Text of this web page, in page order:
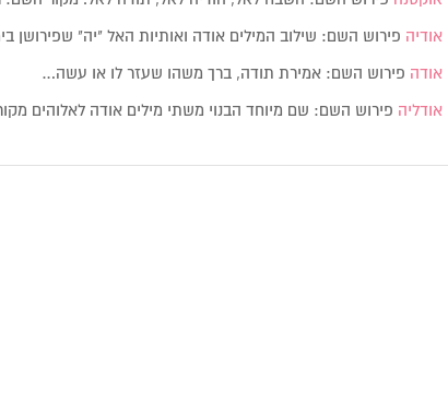
אודיה פירוש השם: שילוב המילים אודה ואותיות האל "יה" שפירושן
אודה פירוש השם: אמירת תודה, ברך משהו שעזר לו או עשה…
אודליה פירוש השם: שם מיוחד הבנוי משתי מילים אודה לאלוהים